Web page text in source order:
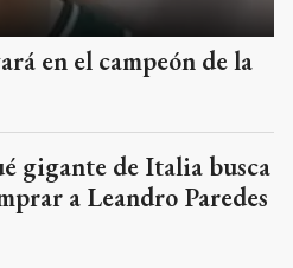
en el campeón de la
gigante de Italia busca
a Leandro Paredes